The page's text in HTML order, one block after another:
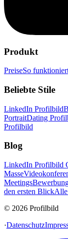
Produkt
PreiseSo
Beliebte Stile
LinkedIn Profilbild
PortraitDating
Profilbild
Blog
LinkedIn Profilbild
Masse
Meetings
den ersten Blick
© 2026 Profilbild
·Datenschutz